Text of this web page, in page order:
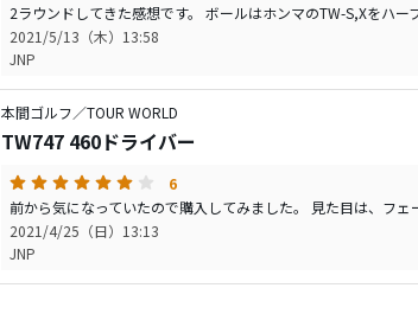
2021/5/13（木）13:58
JNP
本間ゴルフ／TOUR WORLD
TW747 460ドライバー
6
2021/4/25（日）13:13
JNP